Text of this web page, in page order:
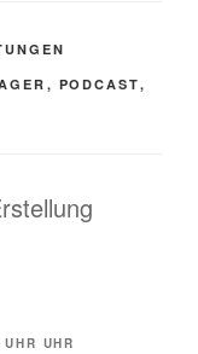
, PODCAST,
UHR